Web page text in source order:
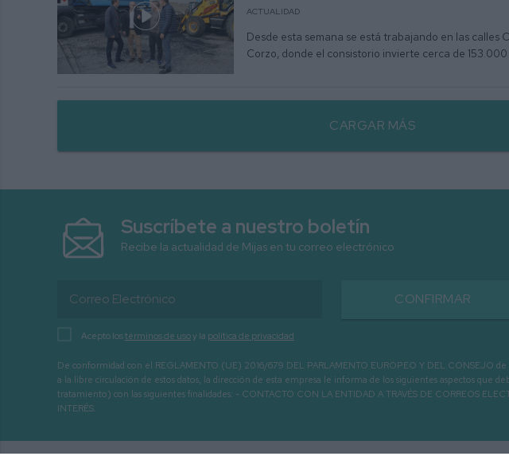
ACTUALIDAD
Desde esta semana se está trabajando en las calles
Corzo, donde el consistorio invierte cerca de
CARGAR MÁS
Suscríbete a nuestro boletín
Recibe la actualidad de Mijas en tu correo electrónico
CONFIRMAR
Acepto lostérminos de usoy la política de privacidad
De conformidad con el REGLAMENTO (UE) 2016/679 DEL PARLAMENTO EUROPEO Y DEL CONSEJO
a la libre circulación de estos datos, la dirección de esta empresa le informa de los siguientes aspectos que
tratamiento) con las siguientes finalidades: - CONTACTO CON LA ENTIDAD A TRAVÉS DE CORREOS
INTERÉS.